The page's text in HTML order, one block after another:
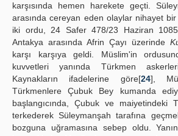
karşısında hemen harekete geçti.
arasında cereyan eden olaylar nihayet
iki ordu, 24 Safer 478/23 Haziran
Antakya arasında Afrin Çayı üzerinde
karşı karşıya geldi. Müslim'in
kuvvetleri yanında Türkmen
Kaynakların ifadelerine göre[24],
Türkmenlere Çubuk Bey kumanda
başlangıcında, Çubuk ve maiyetindeki
terkederek Süleymanşah tarafına
bozguna uğramasına sebep oldu.